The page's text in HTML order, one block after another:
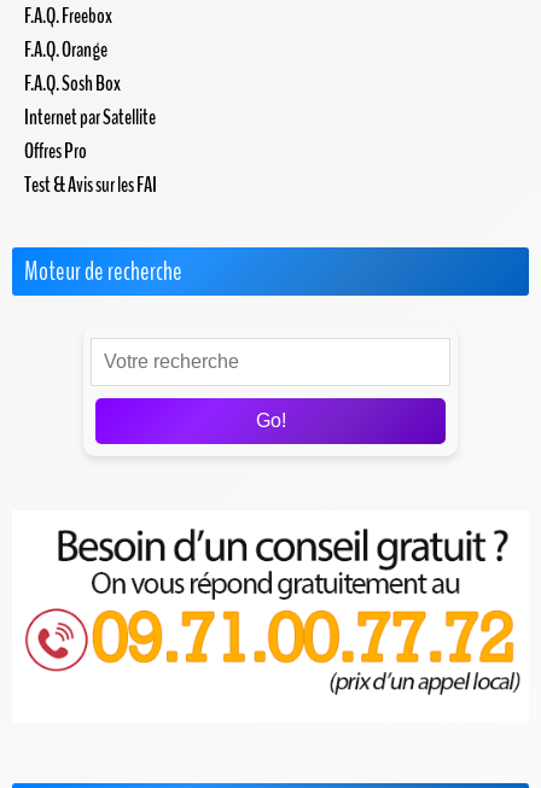
F.A.Q. Freebox
F.A.Q. Orange
F.A.Q. Sosh Box
Internet par Satellite
Offres Pro
Test & Avis sur les FAI
Moteur de recherche
Go!